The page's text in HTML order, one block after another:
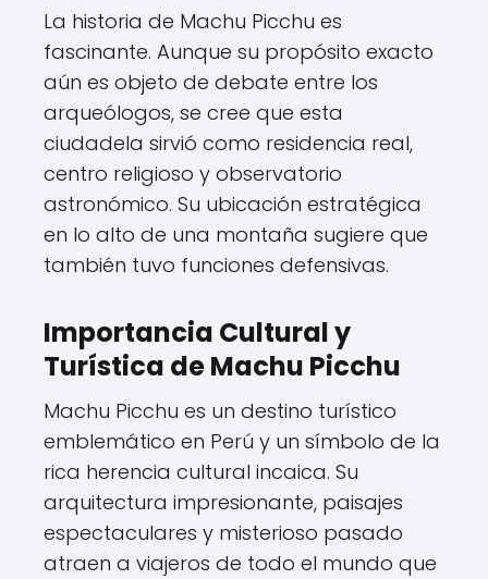
La historia de Machu Picchu es
fascinante. Aunque su propósito exacto
aún es objeto de debate entre los
arqueólogos, se cree que esta
ciudadela sirvió como residencia real,
centro religioso y observatorio
astronómico. Su ubicación estratégica
en lo alto de una montaña sugiere que
también tuvo funciones defensivas.
Importancia Cultural y
Turística de Machu Picchu
Machu Picchu es un destino turístico
emblemático en Perú y un símbolo de la
rica herencia cultural incaica. Su
arquitectura impresionante, paisajes
espectaculares y misterioso pasado
atraen a viajeros de todo el mundo que